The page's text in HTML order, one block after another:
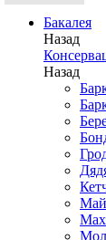
Бакалея
Назад
Назад